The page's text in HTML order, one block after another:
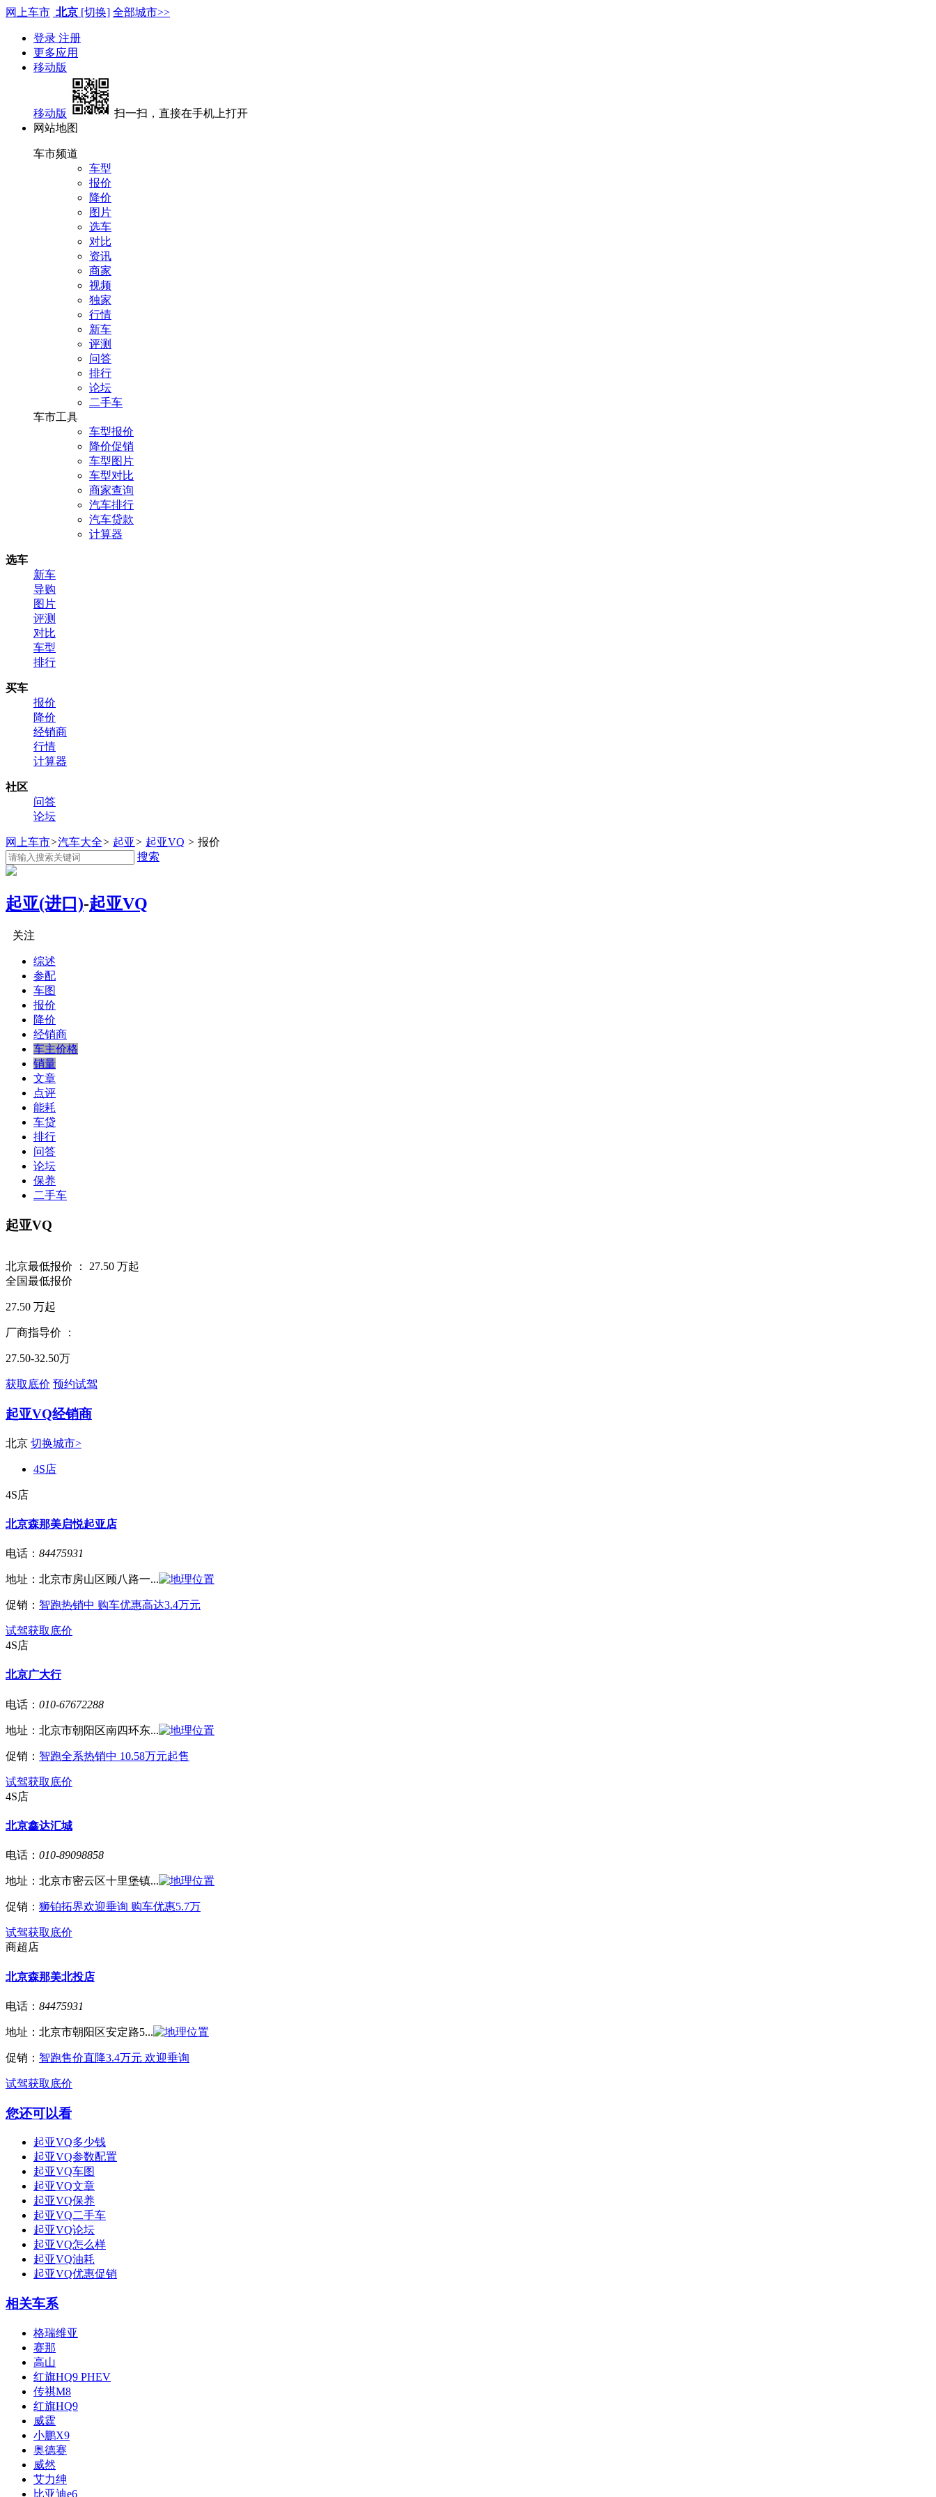
网上车市 北京 [切换] 全部城市>>
登录 注册
更多应用
移动版
移动版
扫一扫，直接在手机上打开
网站地图
车市频道
车型
报价
降价
图片
选车
对比
资讯
商家
视频
独家
行情
新车
评测
问答
排行
论坛
二手车
车市工具
车型报价
降价促销
车型图片
车型对比
商家查询
汽车排行
汽车贷款
计算器
选车
新车
导购
图片
评测
对比
车型
排行
买车
报价
降价
经销商
行情
计算器
社区
问答
论坛
网上车市>汽车大全> 起亚> 起亚VQ > 报价
搜索
起亚(进口)-起亚VQ
关注
综述
参配
车图
报价
降价
经销商
车主价格
销量
文章
点评
能耗
车贷
排行
问答
论坛
保养
二手车
起亚VQ
北京最低报价 ： 27.50 万起
全国最低报价
27.50 万起
厂商指导价 ：
27.50-32.50万
获取底价 预约试驾
起亚VQ经销商
北京 切换城市>
4S店
4S店
北京森那美启悦起亚店
电话： 84475931
地址： 北京市房山区顾八路一...
促销： 智跑热销中 购车优惠高达3.4万元
试驾获取底价
4S店
北京广大行
电话： 010-67672288
地址： 北京市朝阳区南四环东...
促销： 智跑全系热销中 10.58万元起售
试驾获取底价
4S店
北京鑫达汇城
电话： 010-89098858
地址： 北京市密云区十里堡镇...
促销： 狮铂拓界欢迎垂询 购车优惠5.7万
试驾获取底价
商超店
北京森那美北投店
电话： 84475931
地址： 北京市朝阳区安定路5...
促销： 智跑售价直降3.4万元 欢迎垂询
试驾获取底价
您还可以看
起亚VQ多少钱
起亚VQ参数配置
起亚VQ车图
起亚VQ文章
起亚VQ保养
起亚VQ二手车
起亚VQ论坛
起亚VQ怎么样
起亚VQ油耗
起亚VQ优惠促销
相关车系
格瑞维亚
赛那
高山
红旗HQ9 PHEV
传祺M8
红旗HQ9
威霆
小鹏X9
奥德赛
威然
艾力绅
比亚迪e6